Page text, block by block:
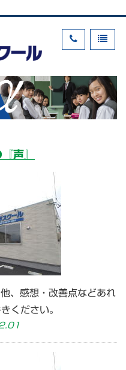
声』
、感想・改善点などあれ
ください。